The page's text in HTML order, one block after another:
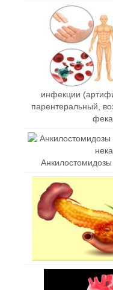
инфекции
парентеральный,